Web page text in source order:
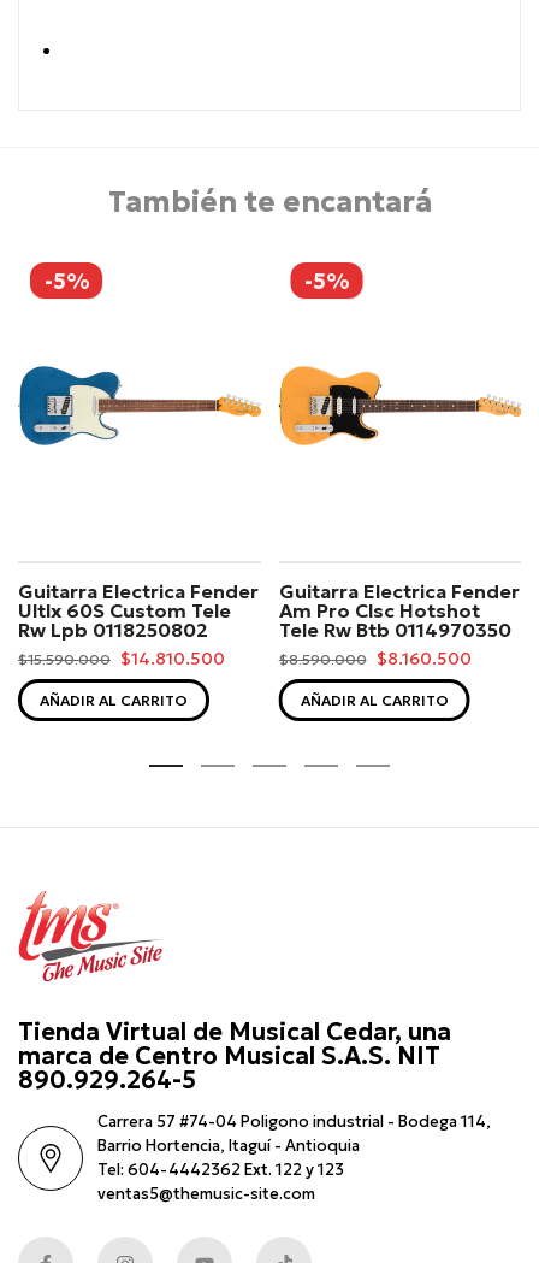
También te encantará
-5%
Guitarra Electrica Fender
Ultlx 60S Custom Tele
Rw Lpb 0118250802
$15.590.000 $14.810.500
AÑADIR AL CARRITO
-5%
Guitarra Electrica Fender
Am Pro Clsc Hotshot
Tele Rw Btb 0114970350
$8.590.000 $8.160.500
AÑADIR AL CARRITO
Tienda Virtual de Musical Cedar, una
marca de Centro Musical S.A.S. NIT
890.929.264-5
Carrera 57 #74-04 Poligono industrial - Bodega 114,
Barrio Hortencia, Itaguí - Antioquia
Tel: 604-4442362 Ext. 122 y 123
ventas5@themusic-site.com